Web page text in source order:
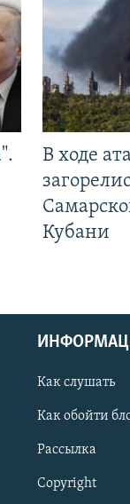
В ходе
Кубани
Как слушать
Как обойти
Рассылка
Copyright